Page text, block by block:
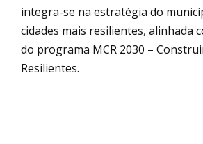
integra-se na estratégia do
cidades mais resilientes, alinhada
do programa MCR 2030 –
Resilientes.